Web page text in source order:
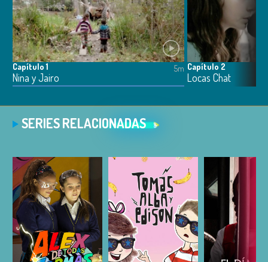
Capítulo 1
Nina y Jairo
5m Capítulo 2
Locas Chat
SERIES RELACIONADAS